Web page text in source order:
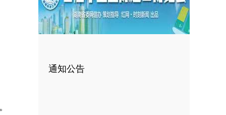
通知公告